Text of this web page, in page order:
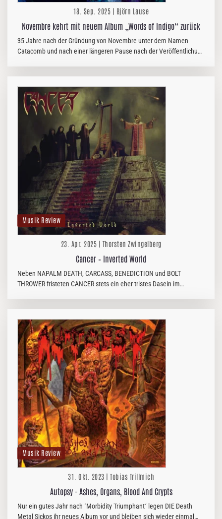
18. Sep. 2025 | Björn Lause
Novembre kehrt mit neuem Album „Words of Indigo“ zurück
35 Jahre nach der Gründung von Novembre unter dem Namen
Catacomb und nach einer längeren Pause nach der Veröffentlichung
Musik Review
23. Apr. 2025 | Thorsten Zwingelberg
Cancer – Inverted World
Neben NAPALM DEATH, CARCASS, BENEDICTION und BOLT
THROWER fristeten CANCER stets ein eher tristes Dasein im
Musik Review
31. Okt. 2023 | Tobias Trillmich
Autopsy - Ashes, Organs, Blood And Crypts
Nur ein gutes Jahr nach ´Morbidity Triumphant´ legen DIE Death
Metal Sickos ihr neues Album vor und bleiben sich wieder einmal